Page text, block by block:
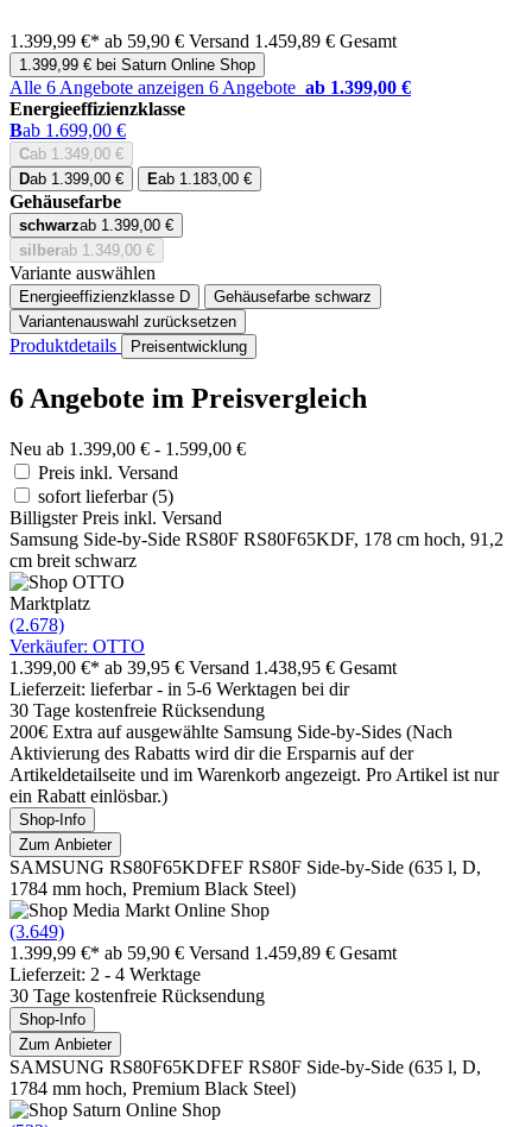
1.399,99 €* ab 59,90 € Versand 1.459,89 € Gesamt
1.399,99 € bei Saturn Online Shop
Alle 6 Angebote anzeigen 6 Angebote ab 1.399,00 €
Energieeffizienzklasse
Bab 1.699,00 €
Cab 1.349,00 €
Dab 1.399,00 € Eab 1.183,00 €
Gehäusefarbe
schwarzab 1.399,00 €
silberab 1.349,00 €
Variante auswählen
Energieeffizienzklasse D Gehäusefarbe schwarz
Variantenauswahl zurücksetzen
Produktdetails Preisentwicklung
6 Angebote im Preisvergleich
Neu ab 1.399,00 € - 1.599,00 €
Preis inkl. Versand
sofort lieferbar(5)
Billigster Preis inkl. Versand
Samsung Side-by-Side RS80F RS80F65KDF, 178 cm hoch, 91,2
cm breit schwarz
Marktplatz
(2.678)
Verkäufer: OTTO
1.399,00 €* ab 39,95 € Versand 1.438,95 € Gesamt
Lieferzeit: lieferbar - in 5-6 Werktagen bei dir
30 Tage kostenfreie Rücksendung
200€ Extra auf ausgewählte Samsung Side-by-Sides (Nach
Aktivierung des Rabatts wird dir die Ersparnis auf der
Artikeldetailseite und im Warenkorb angezeigt. Pro Artikel ist nur
ein Rabatt einlösbar.)
Shop-Info
Zum Anbieter
SAMSUNG RS80F65KDFEF RS80F Side-by-Side (635 l, D,
1784 mm hoch, Premium Black Steel)
(3.649)
1.399,99 €* ab 59,90 € Versand 1.459,89 € Gesamt
Lieferzeit: 2 - 4 Werktage
30 Tage kostenfreie Rücksendung
Shop-Info
Zum Anbieter
SAMSUNG RS80F65KDFEF RS80F Side-by-Side (635 l, D,
1784 mm hoch, Premium Black Steel)